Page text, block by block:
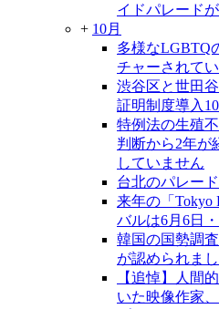
イドパレード
+ 10月
多様なLGBTQ
チャーされて
渋谷区と世田
証明制度導入
特例法の生殖
判断から2年が
していません
台北のパレー
来年の「Tokyo
バルは6月6日
韓国の国勢調
が認められま
【追悼】人間
いた映像作家